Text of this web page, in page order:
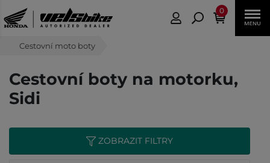
0
Cestovní moto boty
Cestovní boty na motorku,
Sidi
ZOBRAZIT FILTRY